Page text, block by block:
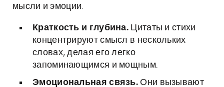
мысли и эмоции.
Краткость и глубина. Цитаты и стихи
концентрируют смысл в нескольких
словах, делая его легко
запоминающимся и мощным.
Эмоциональная связь. Они вызывают